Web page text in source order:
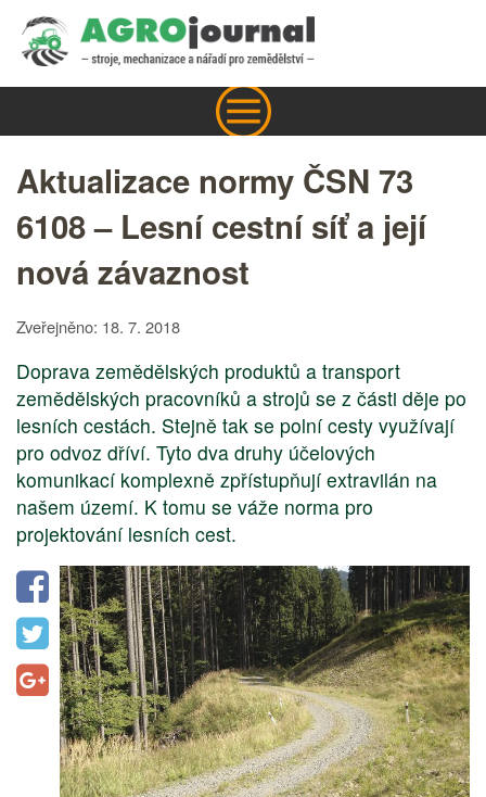
Aktualizace normy ČSN 73
6108 – Lesní cestní síť a její
nová závaznost
Zveřejněno: 18. 7. 2018
Doprava zemědělských produktů a transport
zemědělských pracovníků a strojů se z části děje po
lesních cestách. Stejně tak se polní cesty využívají
pro odvoz dříví. Tyto dva druhy účelových
komunikací komplexně zpřístupňují extravilán na
našem území. K tomu se váže norma pro
projektování lesních cest.